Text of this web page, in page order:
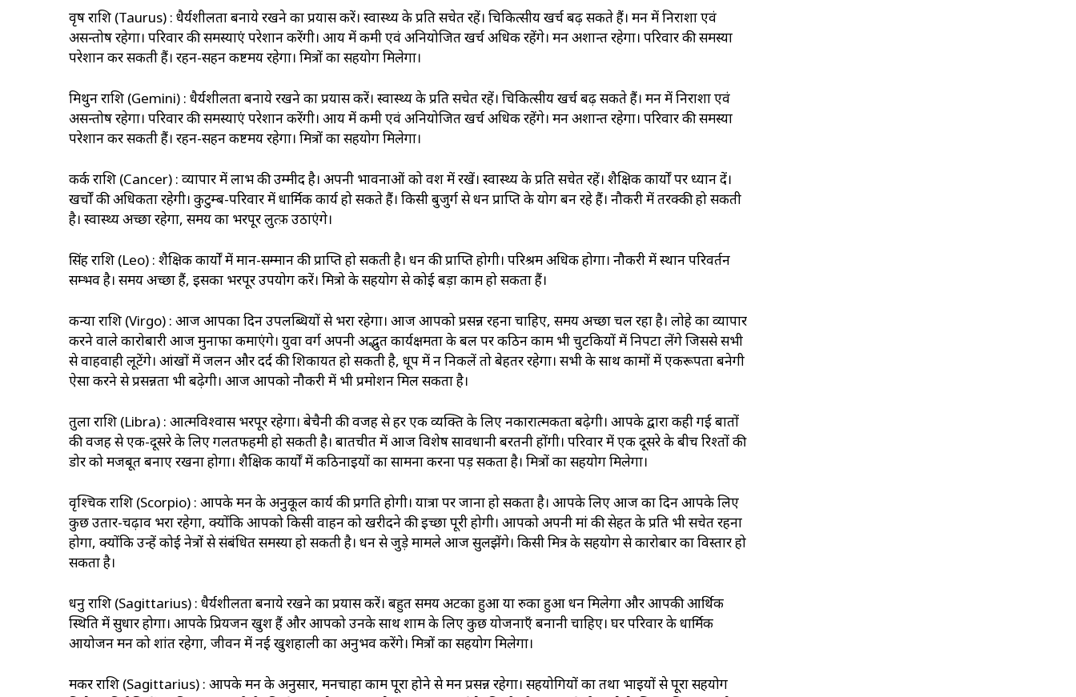
वृष राशि (Taurus) : धैर्यशीलता बनाये रखने का प्रयास करें। स्वास्थ्‍य के प्रति सचेत रहें। चिकित्सीय खर्च बढ़ सकते हैं। मन में निराशा एवं
असन्तोष रहेगा। परिवार की समस्याएं परेशान करेंगी। आय में कमी एवं अनियोजित खर्च अधिक रहेंगे। मन अशान्त रहेगा। परिवार की समस्या
परेशान कर सकती हैं। रहन-सहन कष्टमय रहेगा। मित्रों का सहयोग मिलेगा।
मिथुन राशि (Gemini) : धैर्यशीलता बनाये रखने का प्रयास करें। स्वास्थ्‍य के प्रति सचेत रहें। चिकित्सीय खर्च बढ़ सकते हैं। मन में निराशा एवं
असन्तोष रहेगा। परिवार की समस्याएं परेशान करेंगी। आय में कमी एवं अनियोजित खर्च अधिक रहेंगे। मन अशान्त रहेगा। परिवार की समस्या
परेशान कर सकती हैं। रहन-सहन कष्टमय रहेगा। मित्रों का सहयोग मिलेगा।
कर्क राशि (Cancer) : व्यापार में लाभ की उम्मीद है। अपनी भावनाओं को वश में रखें। स्वास्थ्‍य के प्रति सचेत रहें। शैक्षिक कार्यों पर ध्यान दें।
खर्चों की अधिकता रहेगी। कुटुम्ब-परिवार में धार्मिक कार्य हो सकते हैं। किसी बुजुर्ग से धन प्राप्ति के योग बन रहे हैं। नौकरी में तरक्‍की हो सकती
है। स्वास्थ्‍य अच्छा रहेगा, समय का भरपूर लुत्फ़ उठाएंगे।
सिंह राशि (Leo) : शैक्षिक कार्यों में मान-सम्मान की प्राप्ति‍ हो सकती है। धन की प्राप्ति‍ होगी। परिश्रम अधिक होगा। नौकरी में स्थान परिवर्तन
सम्भव है। समय अच्छा हैं, इसका भरपूर उपयोग करें। मित्रो के सहयोग से कोई बड़ा काम हो सकता हैं।
कन्या राशि (Virgo) : आज आपका दिन उपलब्धियों से भरा रहेगा। आज आपको प्रसन्न रहना चाहिए, समय अच्छा चल रहा है। लोहे का व्यापार
करने वाले कारोबारी आज मुनाफा कमाएंगे। युवा वर्ग अपनी अद्भुत कार्यक्षमता के बल पर कठिन काम भी चुटकियों में निपटा लेंगे जिससे सभी
से वाहवाही लूटेंगे। आंखों में जलन और दर्द की शिकायत हो सकती है, धूप में न निकलें तो बेहतर रहेगा। सभी के साथ कामों में एकरूपता बनेगी
ऐसा करने से प्रसन्नता भी बढ़ेगी। आज आपको नौकरी में भी प्रमोशन मिल सकता है।
तुला राशि (Libra) : आत्मविश्वास भरपूर रहेगा। बेचैनी की वजह से हर एक व्यक्ति के लिए नकारात्मकता बढ़ेगी। आपके द्वारा कही गई बातों
की वजह से एक-दूसरे के लिए गलतफहमी हो सकती है। बातचीत में आज विशेष सावधानी बरतनी होंगी। परिवार में एक दूसरे के बीच रिश्तों की
डोर को मजबूत बनाए रखना होगा। शैक्षिक कार्यों में कठिनाइयों का सामना करना पड़ सकता है। मित्रों का सहयोग मिलेगा।
वृश्चिक राशि (Scorpio) : आपके मन के अनुकूल कार्य की प्रगति होगी। यात्रा पर जाना हो सकता है। आपके लिए आज का दिन आपके लिए
कुछ उतार-चढ़ाव भरा रहेगा, क्योंकि आपको किसी वाहन को खरीदने की इच्छा पूरी होगी। आपको अपनी मां की सेहत के प्रति भी सचेत रहना
होगा, क्योंकि उन्हें कोई नेत्रों से संबंधित समस्या हो सकती है। धन से जुड़े मामले आज सुलझेंगे। किसी मित्र के सहयोग से कारोबार का विस्तार हो
सकता है।
धनु राशि (Sagittarius) : धैर्यशीलता बनाये रखने का प्रयास करें। बहुत समय अटका हुआ या रुका हुआ धन मिलेगा और आपकी आर्थिक
स्थिति में सुधार होगा। आपके प्रियजन खुश हैं और आपको उनके साथ शाम के लिए कुछ योजनाएँ बनानी चाहिए। घर परिवार के धार्मिक
आयोजन मन को शांत रहेगा, जीवन में नई खुशहाली का अनुभव करेंगे। मित्रों का सहयोग मिलेगा।
मकर राशि (Sagittarius) : आपके मन के अनुसार, मनचाहा काम पूरा होने से मन प्रसन्न रहेगा। सहयोगियों का तथा भाइयों से पूरा सहयोग